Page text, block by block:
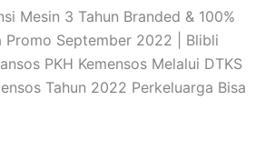
Mesin 3 Tahun Branded & 100%
Promo September 2022 | Blibli
PKH Kemensos Melalui DTKS
Tahun 2022 Perkeluarga Bisa